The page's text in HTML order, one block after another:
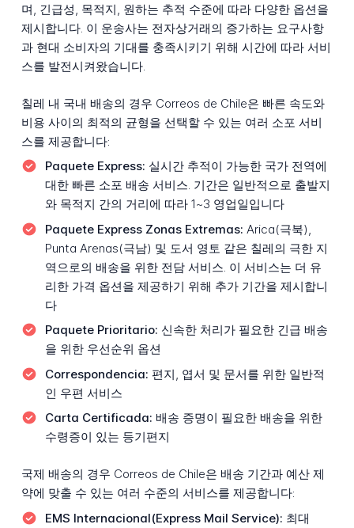
며, 긴급성, 목적지, 원하는 추적 수준에 따라 다양한 옵션을
제시합니다. 이 운송사는 전자상거래의 증가하는 요구사항
과 현대 소비자의 기대를 충족시키기 위해 시간에 따라 서비
스를 발전시켜왔습니다.
칠레 내 국내 배송의 경우 Correos de Chile은 빠른 속도와
비용 사이의 최적의 균형을 선택할 수 있는 여러 소포 서비
스를 제공합니다:
Paquete Express: 실시간 추적이 가능한 국가 전역에
대한 빠른 소포 배송 서비스. 기간은 일반적으로 출발지
와 목적지 간의 거리에 따라 1~3 영업일입니다
Paquete Express Zonas Extremas: Arica(극북),
Punta Arenas(극남) 및 도서 영토 같은 칠레의 극한 지
역으로의 배송을 위한 전담 서비스. 이 서비스는 더 유
리한 가격 옵션을 제공하기 위해 추가 기간을 제시합니
다
Paquete Prioritario: 신속한 처리가 필요한 긴급 배송
을 위한 우선순위 옵션
Correspondencia: 편지, 엽서 및 문서를 위한 일반적
인 우편 서비스
Carta Certificada: 배송 증명이 필요한 배송을 위한
수령증이 있는 등기편지
국제 배송의 경우 Correos de Chile은 배송 기간과 예산 제
약에 맞출 수 있는 여러 수준의 서비스를 제공합니다:
EMS Internacional(Express Mail Service): 최대